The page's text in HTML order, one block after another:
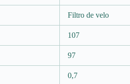
Filtro de velo
107
97
0,7